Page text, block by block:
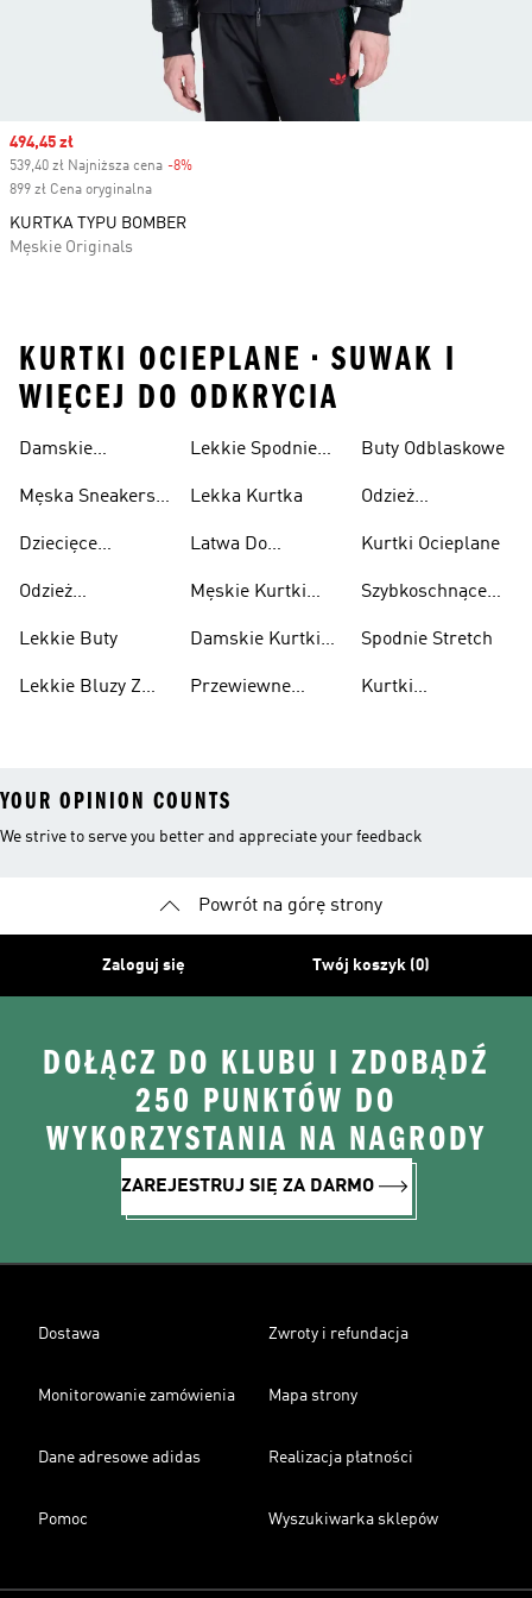
Sale price
494,45 zł
539,40 zł Najniższa cena -8%
899 zł Cena oryginalna
KURTKA TYPU BOMBER
Męskie Originals
KURTKI OCIEPLANE • SUWAK I
WIĘCEJ DO ODKRYCIA
Damskie
Przewiewne
Męska Sneakersy
Dziecięce
Przewiewne
Odzież
Lekkie Buty
Lekkie Bluzy Z
Lekkie Spodnie
Lekka Kurtka
Latwa Do
Kurtki
Męskie Kurtki
Damskie Kurtki
Przewiewne
Buty Odblaskowe
Odzież
Kurtki Ocieplane
Szybkoschnące
Spodnie Stretch
Kurtki
YOUR OPINION COUNTS
We strive to serve you better and appreciate your feedback
Powrót na górę strony
Zaloguj się Twój koszyk (0)
DOŁĄCZ DO KLUBU I ZDOBĄDŹ
250 PUNKTÓW DO
WYKORZYSTANIA NA NAGRODY
ZAREJESTRUJ SIĘ ZA DARMO
Dostawa Zwroty i refundacja
Monitorowanie zamówienia Mapa strony
Dane adresowe adidas Realizacja płatności
Pomoc Wyszukiwarka sklepów